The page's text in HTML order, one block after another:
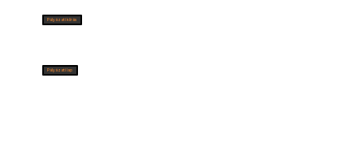
Pályázati kiírás
Pályázati lap